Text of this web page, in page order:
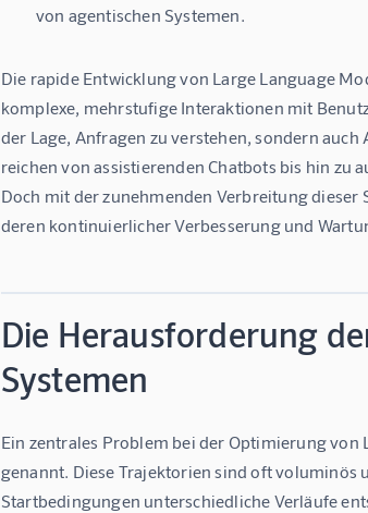
von agentischen Systemen.
Die rapide Entwicklung von Large Language
komplexe, mehrstufige Interaktionen mit
der Lage, Anfragen zu verstehen, sondern
reichen von assistierenden Chatbots bis hin zu
Doch mit der zunehmenden Verbreitung
deren kontinuierlicher Verbesserung und
Die Herausforderung
Systemen
Ein zentrales Problem bei der Optimierung
genannt. Diese Trajektorien sind oft voluminös
Startbedingungen unterschiedliche Verläufe